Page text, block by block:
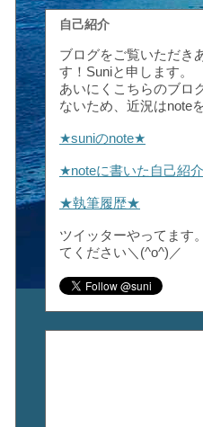
自己紹介
ブログをご覧いただき
す！Suniと申します。
あいにくこちらのブロ
ないため、近況はnote
★suniのnote★
★noteに書いた自己紹
★執筆履歴★
ツイッターやってます
てください＼(^o^)／